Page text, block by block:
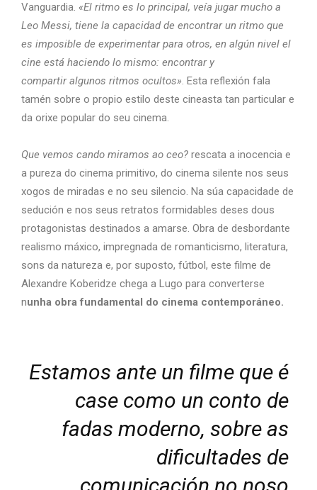
Vanguardia. «El ritmo es lo principal, veía jugar mucho a
Leo Messi, tiene la capacidad de encontrar un ritmo que
es imposible de experimentar para otros, en algún nivel el
cine está haciendo lo mismo: encontrar y
compartir algunos ritmos ocultos». Esta reflexión fala
tamén sobre o propio estilo deste cineasta tan particular e
da orixe popular do seu cinema.
Que vemos cando miramos ao ceo? rescata a inocencia e
a pureza do cinema primitivo, do cinema silente nos seus
xogos de miradas e no seu silencio. Na súa capacidade de
sedución e nos seus retratos formidables deses dous
protagonistas destinados a amarse. Obra de desbordante
realismo máxico, impregnada de romanticismo, literatura,
sons da natureza e, por suposto, fútbol, este filme de
Alexandre Koberidze chega a Lugo para converterse
nunha obra fundamental do cinema contemporáneo.
Estamos ante un filme que é
case como un conto de
fadas moderno, sobre as
dificultades de